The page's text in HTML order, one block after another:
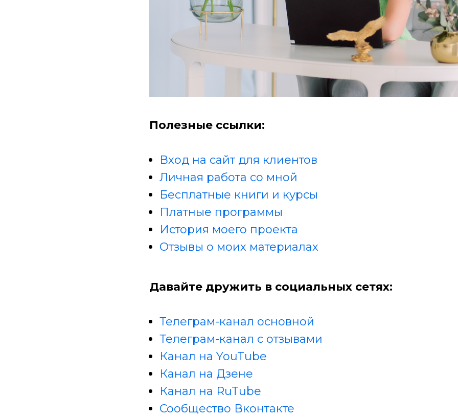
Полезные ссылки:
Вход на сайт для клиентов
Личная работа со мной
Бесплатные книги и курсы
Платные программы
История моего проекта
Отзывы о моих материалах
Давайте дружить в социальных сетях:
Телеграм-канал основной
Телеграм-канал с отзывами
Канал на YouTube
Канал на Дзене
Канал на RuTube
Сообщество Вконтакте